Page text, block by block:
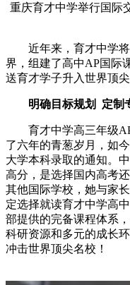
重庆育才中学举行国际
近年来，育才中学
界 ，组建了高中AP国际
送育才学子升入世界顶尖
明确目标规划 定制
育才中学高三年级
了六年的青葱岁月
， 如
大学本科录取的通知。
高分， 是选择国内高考
其他国际学校，她与家长
定选择就读育才中学高中
部提供的完备课程体系
科研资源和多元的成长环
冲击世界顶尖名校！